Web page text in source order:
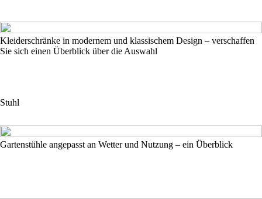
Kleiderschränke in modernem und klassischem Design – verschaffen
Sie sich einen Überblick über die Auswahl
Stuhl
Gartenstühle angepasst an Wetter und Nutzung – ein Überblick